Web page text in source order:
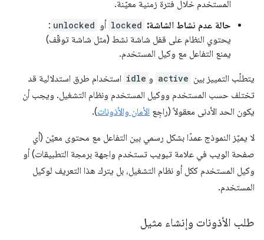
المستخدم خلال فترة زمنية معيّنة.
حالة عدم نشاط الشاشة: locked أو unlocked
:
يحتوي النظام على قفل شاشة نشط (مثل شاشة توقّف)
يمنع التفاعل مع وكيل المستخدم.
يتطلّب التمييز بين active و idle استخدام طرق استدلالية قد
تختلف حسب المستخدم ووكيل المستخدم ونظام التشغيل. ويجب أن
يكون الحد الأدنى معقولاً (راجِع الأمان والأذونات).
لا يميّز النموذج عمدًا بشكل رسمي بين التفاعل مع محتوى معيّن (أي
صفحة الويب في علامة تبويب تستخدم واجهة برمجة التطبيقات) أو
وكيل المستخدم ككل أو نظام التشغيل، بل يترك هذا التعريف لوكيل
المستخدم.
طلب الأذونات وإنشاء مثيل